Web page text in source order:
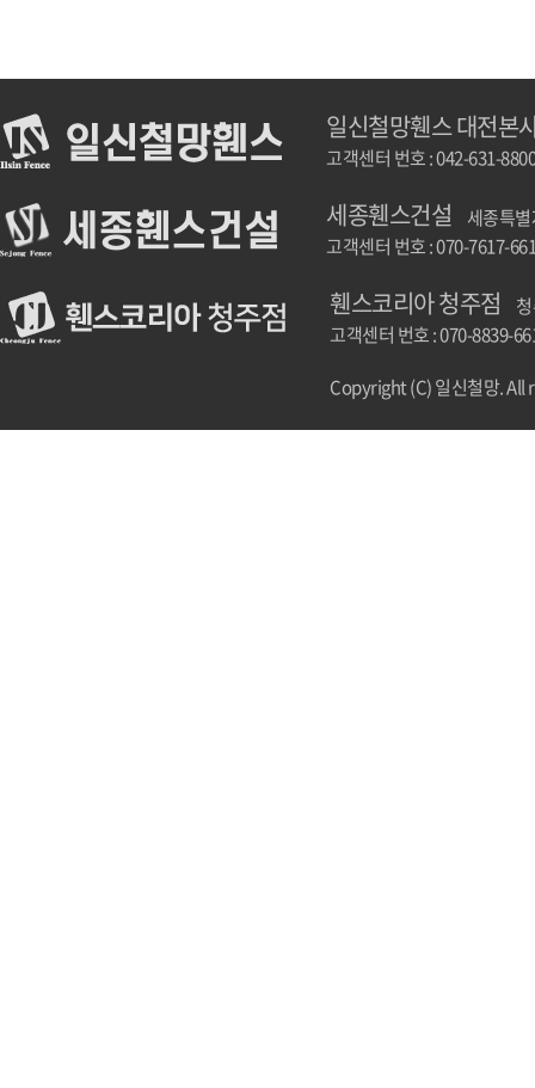
일신철망휀스 대전본
고객센터 번호 : 042-631-8800
세종휀스건설
세종특
고객센터 번호 : 070-7617-
휀스코리아 청주점
고객센터 번호 : 070-8839-
Copyright (C) 일신철망. All